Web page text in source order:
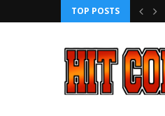
TOP POSTS
AVEC ROLLBACK...